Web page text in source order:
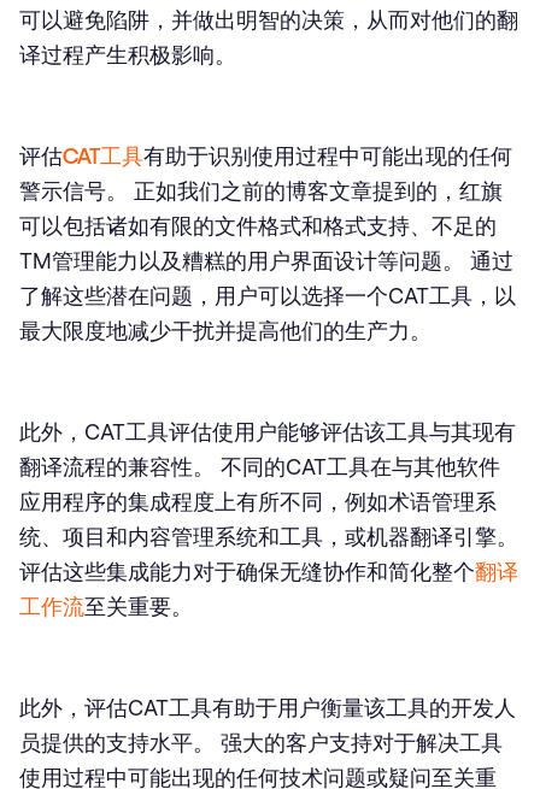
可以避免陷阱，并做出明智的决策，从而对他们的翻
译过程产生积极影响。
评估CAT工具有助于识别使用过程中可能出现的任何
警示信号。 正如我们之前的博客文章提到的，红旗
可以包括诸如有限的文件格式和格式支持、不足的
TM管理能力以及糟糕的用户界面设计等问题。 通过
了解这些潜在问题，用户可以选择一个CAT工具，以
最大限度地减少干扰并提高他们的生产力。
此外，CAT工具评估使用户能够评估该工具与其现有
翻译流程的兼容性。 不同的CAT工具在与其他软件
应用程序的集成程度上有所不同，例如术语管理系
统、项目和内容管理系统和工具，或机器翻译引擎。
评估这些集成能力对于确保无缝协作和简化整个翻译
工作流至关重要。
此外，评估CAT工具有助于用户衡量该工具的开发人
员提供的支持水平。 强大的客户支持对于解决工具
使用过程中可能出现的任何技术问题或疑问至关重